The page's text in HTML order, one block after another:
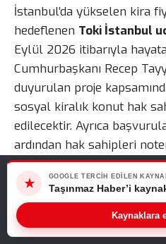
İstanbul’da yükselen kira
hedeflenen Toki İstanbul
Eylül 2026 itibarıyla
Cumhurbaşkanı Recep
duyurulan proje
sosyal kiralık konut hak
edilecektir. Ayrıca
ardından hak sahipleri
gerçekleştirilecek kura
Toki İstanbul
Projesi Nasıl
Web sitemizde size en iyi
kullanıyoruz. Bu siteyi
ettiğinizi
★
GOOGLE TERCIH EDILEN
Taşınmaz Haber’i
Kaynaklara